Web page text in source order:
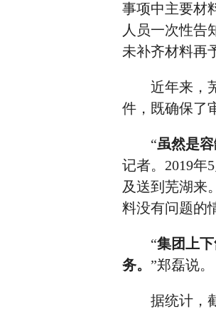
事项中主要材
人员一次性告
未补齐材料再
近年来，芜
件，既确保了
“虽然是
记者。2019年
及送到芜湖来
料没有问题的
“集团上
务。 ”郑磊说。
据统计，截